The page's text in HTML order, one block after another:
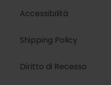
Accessibilità
Shipping Policy
Diritto di Recesso